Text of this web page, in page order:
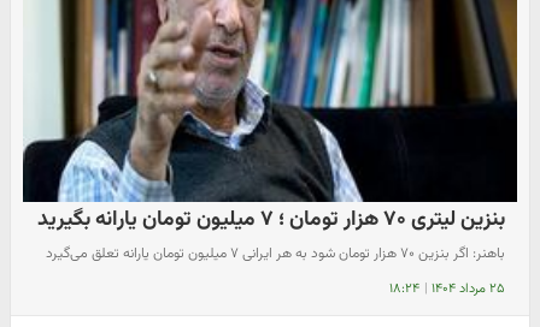
بنزین لیتری ۷۰ هزار تومان ؛ ۷ میلیون تومان یارانه بگیرید
باهنر: اگر بنزین ۷۰ هزار تومان شود به هر ایرانی ۷ میلیون تومان یارانه تعلق می‌گیرد
۲۵ مرداد ۱۴۰۴ | ۱۸:۲۴